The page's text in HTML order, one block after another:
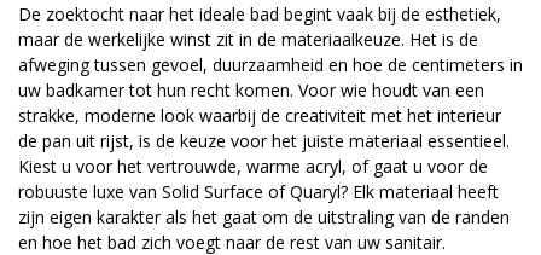
De zoektocht naar het ideale bad begint vaak bij de esthetiek,
maar de werkelijke winst zit in de materiaalkeuze. Het is de
afweging tussen gevoel, duurzaamheid en hoe de centimeters in
uw badkamer tot hun recht komen. Voor wie houdt van een
strakke, moderne look waarbij de creativiteit met het interieur
de pan uit rijst, is de keuze voor het juiste materiaal essentieel.
Kiest u voor het vertrouwde, warme acryl, of gaat u voor de
robuuste luxe van Solid Surface of Quaryl? Elk materiaal heeft
zijn eigen karakter als het gaat om de uitstraling van de randen
en hoe het bad zich voegt naar de rest van uw sanitair.